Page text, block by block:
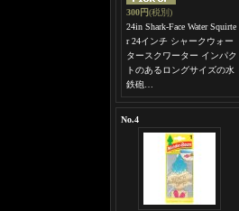
300円(税別)
24in Shark-Face Water Squirte
r 24インチ シャークウォー
タースクワーター インパク
トのあるロングサイズの水
鉄砲…
No.4